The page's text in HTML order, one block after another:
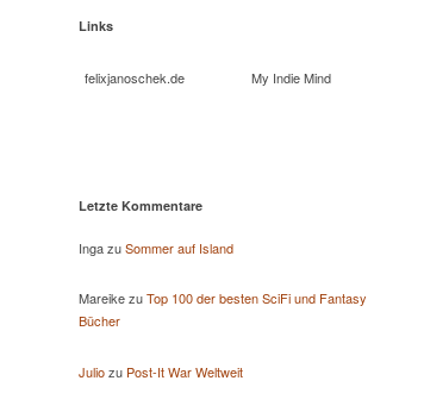
Links
felixjanoschek.de My Indie Mind
Letzte Kommentare
IngazuSommer auf Island
MareikezuTop 100 der besten SciFi und Fantasy
Bücher
Juliozu Post-It War Weltweit